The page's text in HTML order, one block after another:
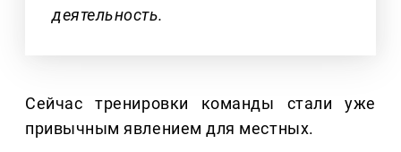
деятельность.
Сейчас тренировки команды стали уже
привычным явлением для местных.